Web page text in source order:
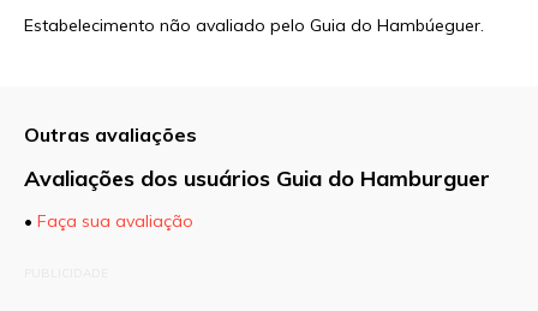
Estabelecimento não avaliado pelo Guia do Hambúeguer.
Outras avaliações
Avaliações dos usuários Guia do Hamburguer
• Faça sua avaliação